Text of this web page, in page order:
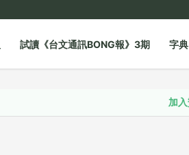
試讀《台文通訊BONG報》3期 字典
加入贊助發行人